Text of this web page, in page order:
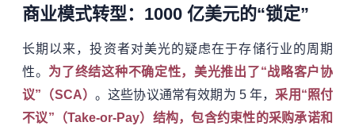
商业模式转型：1000 亿美元的“锁定”
长期以来，投资者对美光的疑虑在于存储行业的周期
性。 为了终结这种不确定性，美光推出了“战略客户协
议”（SCA） 。这些协议通常有效期为 5 年， 采用“照付
不议”（Take-or-Pay）结构，包含约束性的采购承诺和